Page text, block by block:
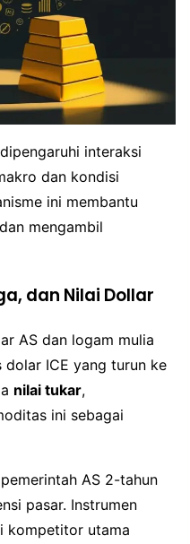
interaksi
dan kondisi
ini membantu
mengambil
dan Nilai Dollar
AS dan logam mulia
dolar ICE yang turun ke
nilai tukar,
ini sebagai
AS 2-tahun
pasar. Instrumen
kompetitor utama